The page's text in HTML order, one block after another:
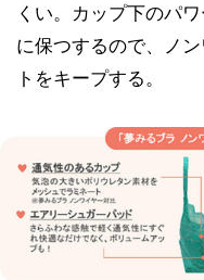
くい。カップ下のパ
に保つするので、ノ
トをキープする。